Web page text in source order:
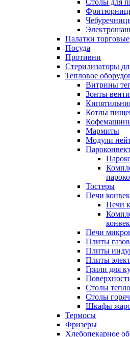
Столы для
Палатки торговые
Посуда
Противни
Стерилизаторы
Тепловое
Витрины
Зонты
Котлы
Мармиты
Модули
Тостеры
Печи
Печи
Печи
Плиты
Плиты
Плиты
Грили для
Столы
Столы
Шкафы
Термосы
Фризеры
Хлебопекарное